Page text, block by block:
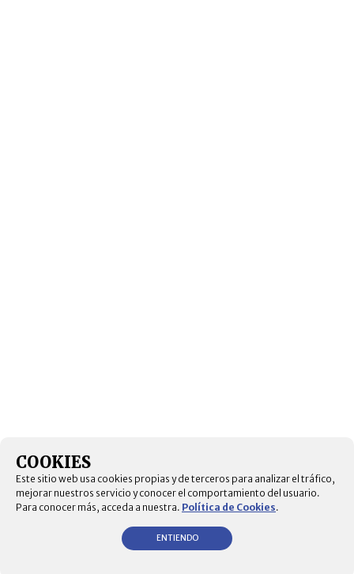
COOKIES
Este sitio web usa cookies propias y de terceros para analizar el tráfico,
mejorar nuestros servicio y conocer el comportamiento del usuario.
Para conocer más, acceda a nuestra. Política de Cookies.
ENTIENDO